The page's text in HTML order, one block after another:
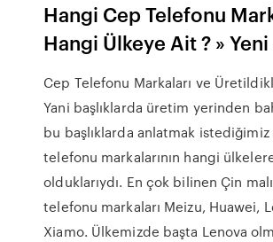
Hangi Cep Telefonu
Hangi Ülkeye Ait ? » Yeni
Cep Telefonu Markaları ve
Yani başlıklarda üretim yerinden
bu başlıklarda anlatmak
telefonu markalarının hangi
olduklarıydı. En çok bilinen Çin
telefonu markaları Meizu, Huawei,
Xiamo. Ülkemizde başta Lenova